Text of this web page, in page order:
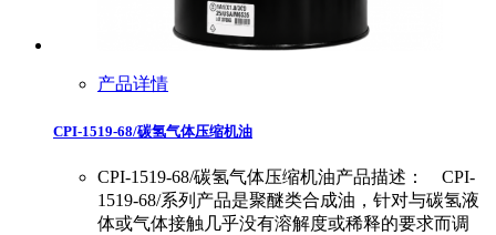
产品详情
CPI-1519-68/碳氢气体压缩机油
CPI-1519-68/碳氢气体压缩机油产品描述： CPI-
1519-68/系列产品是聚醚类合成油，针对与碳氢液
体或气体接触几乎没有溶解度或稀释的要求而调